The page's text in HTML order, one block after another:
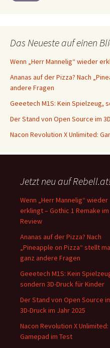
Das Neueste auf einen
Wenn „Herr Mannelig“ wieder
Ananas auf der Pizza? Nach
andere Fragen
Geeetech M1S: Kein Spielzeug,
Der Stand von Open Source im
Nacon Revolution X Unlimited:
Jetzt neu auf
Wenn „Herr Mannelig“ wieder
erklingt – Gothic 1 Remake im
Review
Ananas auf der Pizza? Nach
„Pineapple on Pizza“ stellt
ganz andere Fragen
Geeetech M1S: Kein
sondern 3D-Druck für Kinder
Der Stand von Open Source
3D-Druck im Jahr 2025
Nacon Revolution X Unlimited:
Gamepad im Test